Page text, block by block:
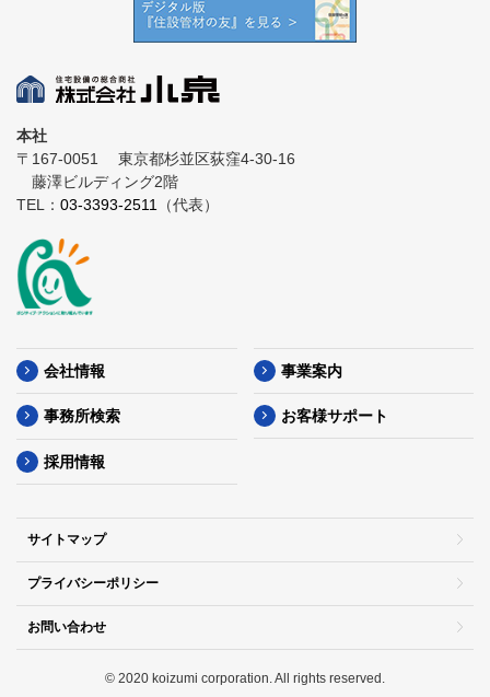
本社
〒167-0051
東京都杉並区荻窪4-30-16
藤澤ビルディング2階
TEL： 03-3393-2511 （代表）
会社情報 事業案内
事務所検索 お客様サポート
採用情報
サイトマップ
プライバシーポリシー
お問い合わせ
© 2020 koizumi corporation. All rights reserved.